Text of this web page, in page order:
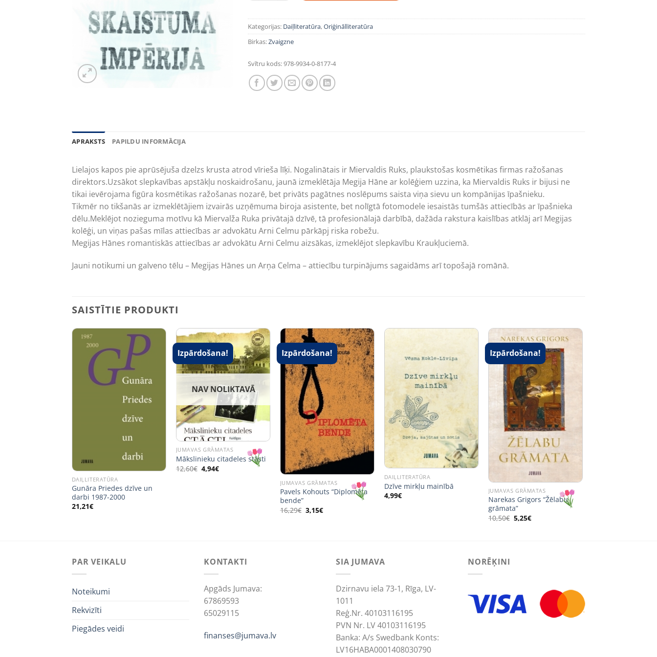
Kategorijas: Daiļliteratūra,Oriģinālliteratūra
Birkas:Zvaigzne
Svītru kods:978-9934-0-8177-4
APRAKSTS PAPILDU INFORMĀCIJA
Lielajos kapos pie aprūsējuša dzelzs krusta atrod vīrieša līķi. Nogalinātais ir Miervaldis Ruks, plaukstošas kosmētikas firmas ražošanas
direktors.Uzsākot slepkavības apstākļu noskaidrošanu, jaunā izmeklētāja Megija Hāne ar kolēģiem uzzina, ka Miervaldis Ruks ir bijusi ne
tikai ievērojama figūra kosmētikas ražošanas nozarē, bet privāts pagātnes noslēpums saista viņa sievu un kompānijas īpašnieku.
Tikmēr no tikšanās ar izmeklētājiem izvairās uzņēmuma biroja asistente, bet nolīgtā fotomodele iesaistās tumšās attiecībās ar īpašnieka
dēlu.Meklējot nozieguma motīvu kā Miervalža Ruka privātajā dzīvē, tā profesionālajā darbībā, dažāda rakstura kaislības atklāj arī Megijas
kolēģi, un viņas pašas mīlas attiecības ar advokātu Arni Celmu pārkāpj riska robežu.
Megijas Hānes romantiskās attiecības ar advokātu Arni Celmu aizsākas, izmeklējot slepkavību Kraukļuciemā.
Jauni notikumi un galveno tēlu – Megijas Hānes un Arņa Celma – attiecību turpinājums sagaidāms arī topošajā romānā.
SAISTĪTIE PRODUKTI
DAIĻLITERATŪRA
Gunāra Priedes dzīve un
darbi 1987-2000
21,21€
Izpārdošana!
NAV NOLIKTAVĀ
JUMAVAS GRĀMATAS
Mākslinieku citadeles stāsti
12,60€ Original
price
4,94€Current
Izpārdošana!
JUMAVAS GRĀMATAS
Pavels Kohouts “Diplomēta
bende”
16,29€ Original
price
3,15€Current
DAIĻLITERATŪRA
Dzīve mirkļu mainībā
4,99€
Izpārdošana!
JUMAVAS GRĀMATAS
Narekas Grigors “Žēlabu
grāmata”
10,50€ Original
price
5,25€Current
PAR VEIKALU
Noteikumi
Rekvizīti
Piegādes veidi
KONTAKTI
Apgāds Jumava:
67869593
65029115
finanses@jumava.lv
SIA JUMAVA
Dzirnavu iela 73-1, Rīga, LV-
1011
Reģ.Nr. 40103116195
PVN Nr. LV 40103116195
Banka: A/s Swedbank Konts:
LV16HABA0001408030790
NORĒĶINI